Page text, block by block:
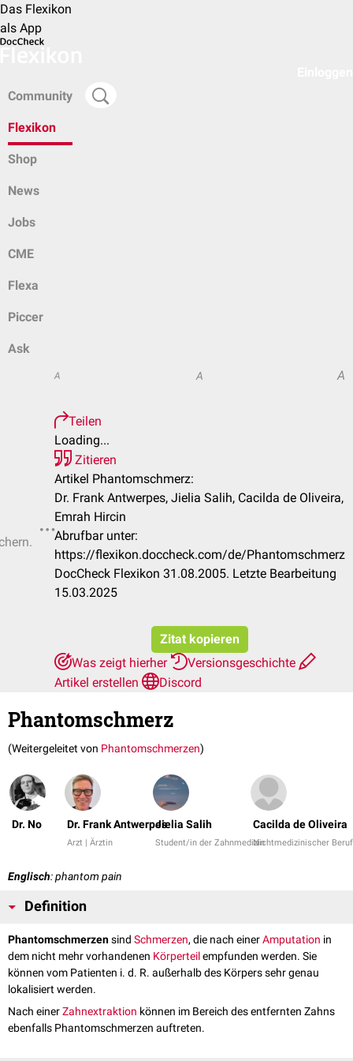
Das Flexikon
als App
Community
Flexikon
Shop
News
Jobs
CME
Flexa
Piccer
Ask
A A A
Teilen
Loading...
Zitieren
Artikel Phantomschmerz:
Dr. Frank Antwerpes, Jielia Salih, Cacilda de Oliveira,
Emrah Hircin
Abrufbar unter:
https://flexikon.doccheck.com/de/Phantomschmerz
DocCheck Flexikon 31.08.2005. Letzte Bearbeitung
15.03.2025
Zitat kopieren
Was zeigt hierher
Versionsgeschichte
Artikel erstellen
Discord
Phantomschmerz
(Weitergeleitet von Phantomschmerzen)
Dr. No Dr. Frank Antwerpes
Arzt | Ärztin
Jielia Salih
Student/in der Zahnmedizin
Cacilda de Oliveira
Nichtmedizinischer Beruf
Englisch: phantom pain
Definition
Phantomschmerzensind Schmerzen, die nach einerAmputation in
dem nicht mehr vorhandenen Körperteilempfunden werden. Sie
können vom Patienten i. d. R. außerhalb des Körpers sehr genau
lokalisiert werden.
Nach einerZahnextraktion können im Bereich des entfernten Zahns
ebenfalls Phantomschmerzen auftreten.